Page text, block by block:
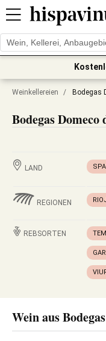
Weinkellereien / Bodegas
Bodegas Domeco
LAND
REGIONEN
REBSORTEN
Wein aus